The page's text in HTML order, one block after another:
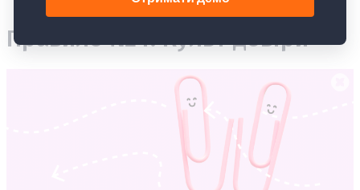
Правило №4. Культ довіри